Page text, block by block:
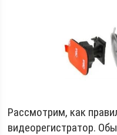
Рассмотрим, как
видеорегистратор.